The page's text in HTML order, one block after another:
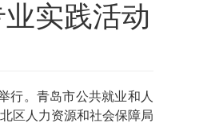
实践活动
行。青岛市公共就业和人
区人力资源和社会保障局